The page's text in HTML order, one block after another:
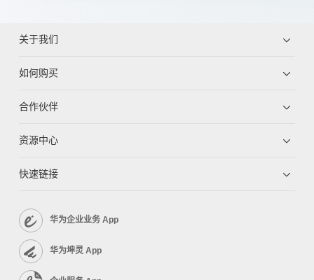
关于我们
如何购买
合作伙伴
资源中心
快速链接
华为企业业务 App
华为坤灵 App